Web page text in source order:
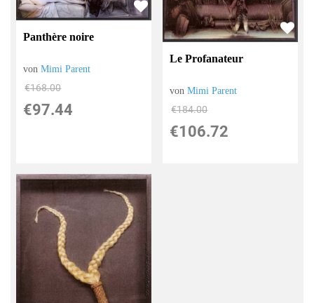
Panthère noire
vonMimi Parent
€168.00
€97.44
Le Profanateur
vonMimi Parent
€184.00
€106.72